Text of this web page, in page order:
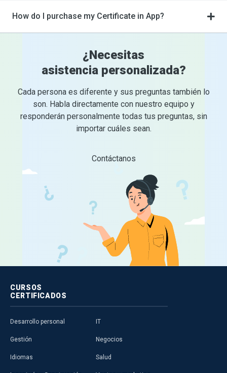
How do I purchase my Certificate in App?
¿Necesitas
asistencia personalizada?
Cada persona es diferente y sus preguntas también lo
son. Habla directamente con nuestro equipo y
responderán personalmente todas tus preguntas, sin
importar cuáles sean.
Contáctanos
CURSOS
CERTIFICADOS
Desarrollo personal
Gestión
Idiomas
IT
Negocios
Salud